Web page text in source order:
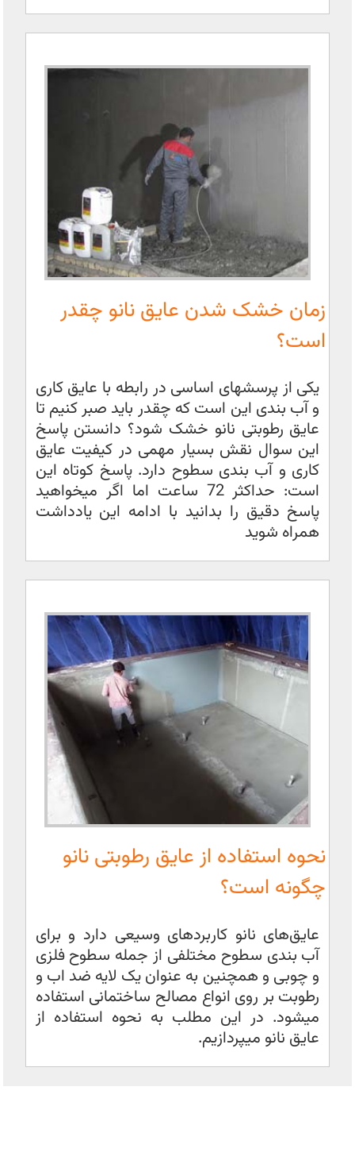
زمان خشک شدن عایق نانو چقدر
است؟
یکی از پرسشهای اساسی در رابطه با عایق کاری
و آب بندی این است که چقدر باید صبر کنیم تا
عایق رطوبتی نانو خشک شود؟ دانستن پاسخ
این سوال نقش بسیار مهمی در کیفیت عایق
کاری و آب بندی سطوح دارد. پاسخ کوتاه این
است: حداکثر 72 ساعت اما اگر میخواهید
پاسخ دقیق را بدانید با ادامه این یادداشت
همراه شوید
نحوه استفاده از عایق رطوبتی نانو
چگونه است؟
عایق‌های نانو کاربردهای وسیعی دارد و برای
آب بندی سطوح مختلفی از جمله سطوح فلزی
و چوبی و همچنین به عنوان یک لایه ضد اب و
رطوبت بر روی انواع مصالح ساختمانی استفاده
میشود. در این مطلب به نحوه استفاده از
عایق نانو میپردازیم.